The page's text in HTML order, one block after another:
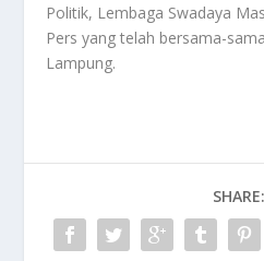
Politik, Lembaga Swadaya
Pers yang telah bersama-
Lampung.
SHARE: